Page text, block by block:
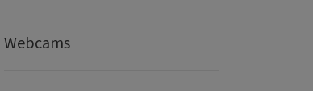
Webcams